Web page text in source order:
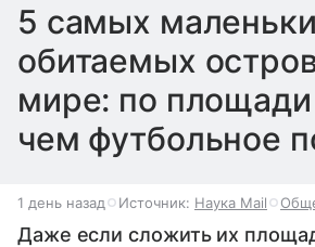
5 самых
обитаемых
мире: по
чем футбольное
1 день назад Источник: Наука Mail
Даже если сложить их